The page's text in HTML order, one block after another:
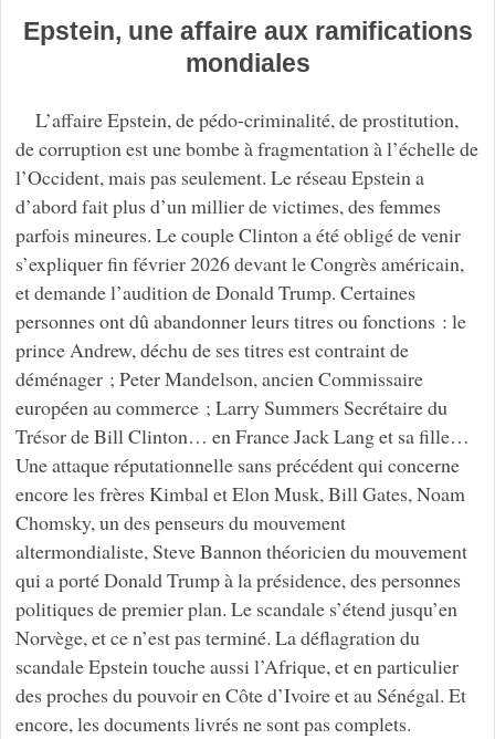
Epstein, une affaire aux ramifications
mondiales
L’affaire Epstein, de pédo-criminalité, de prostitution,
de corruption est une bombe à fragmentation à l’échelle de
l’Occident, mais pas seulement. Le réseau Epstein a
d’abord fait plus d’un millier de victimes, des femmes
parfois mineures. Le couple Clinton a été obligé de venir
s’expliquer fin février 2026 devant le Congrès américain,
et demande l’audition de Donald Trump. Certaines
personnes ont dû abandonner leurs titres ou fonctions : le
prince Andrew, déchu de ses titres est contraint de
déménager ; Peter Mandelson, ancien Commissaire
européen au commerce ; Larry Summers Secrétaire du
Trésor de Bill Clinton… en France Jack Lang et sa fille…
Une attaque réputationnelle sans précédent qui concerne
encore les frères Kimbal et Elon Musk, Bill Gates, Noam
Chomsky, un des penseurs du mouvement
altermondialiste, Steve Bannon théoricien du mouvement
qui a porté Donald Trump à la présidence, des personnes
politiques de premier plan. Le scandale s’étend jusqu’en
Norvège, et ce n’est pas terminé. La déflagration du
scandale Epstein touche aussi l’Afrique, et en particulier
des proches du pouvoir en Côte d’Ivoire et au Sénégal. Et
encore, les documents livrés ne sont pas complets.